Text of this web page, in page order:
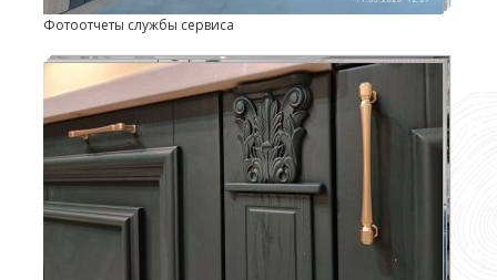
Фотоотчеты службы сервиса